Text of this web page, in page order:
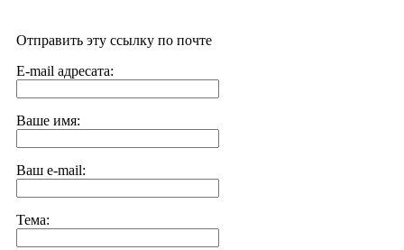
Отправить эту ссылку по почте
E-mail адресата:
Ваше имя:
Ваш e-mail:
Тема: